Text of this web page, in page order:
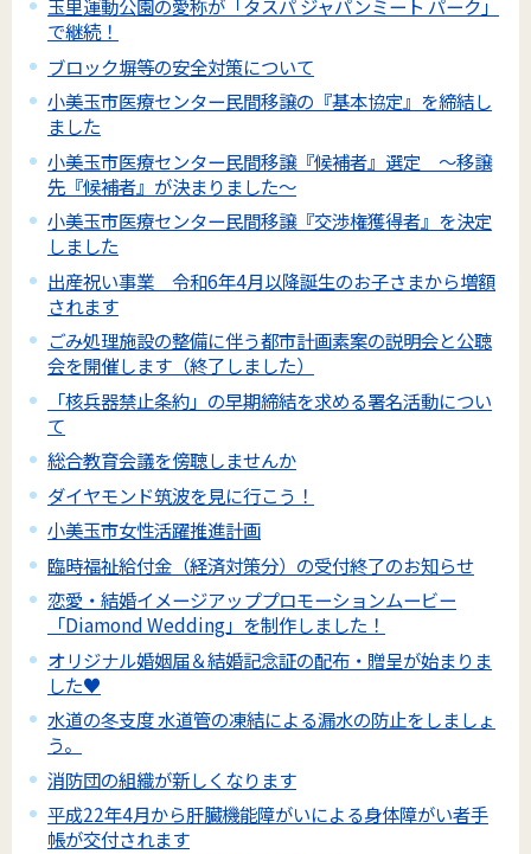
玉里運動公園の愛称が「タスパ ジャパンミート パーク」
で継続！
ブロック塀等の安全対策について
小美玉市医療センター民間移譲の『基本協定』を締結し
ました
小美玉市医療センター民間移譲『候補者』選定 ～移譲
先『候補者』が決まりました～
小美玉市医療センター民間移譲『交渉権獲得者』を決定
しました
出産祝い事業 令和6年4月以降誕生のお子さまから増額
されます
ごみ処理施設の整備に伴う都市計画素案の説明会と公聴
会を開催します（終了しました）
「核兵器禁止条約」の早期締結を求める署名活動につい
て
総合教育会議を傍聴しませんか
ダイヤモンド筑波を見に行こう！
小美玉市女性活躍推進計画
臨時福祉給付金（経済対策分）の受付終了のお知らせ
恋愛・結婚イメージアッププロモーションムービー
「Diamond Wedding」を制作しました！
オリジナル婚姻届＆結婚記念証の配布・贈呈が始まりま
した♥
水道の冬支度 水道管の凍結による漏水の防止をしましょ
う。
消防団の組織が新しくなります
平成22年4月から肝臓機能障がいによる身体障がい者手
帳が交付されます